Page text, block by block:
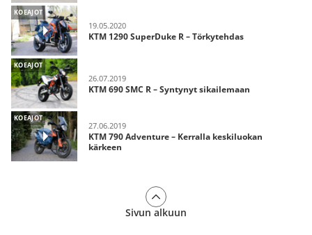
KOEAJOT
19.05.2020
KTM 1290 SuperDuke R – Törkytehdas
KOEAJOT
26.07.2019
KTM 690 SMC R – Syntynyt sikailemaan
KOEAJOT
27.06.2019
KTM 790 Adventure – Kerralla keskiluokan
kärkeen
Sivun alkuun